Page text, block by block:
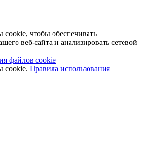
чтобы обеспечивать
веб-сайта и анализировать сетевой
файлов cookie
cookie. Правила использования